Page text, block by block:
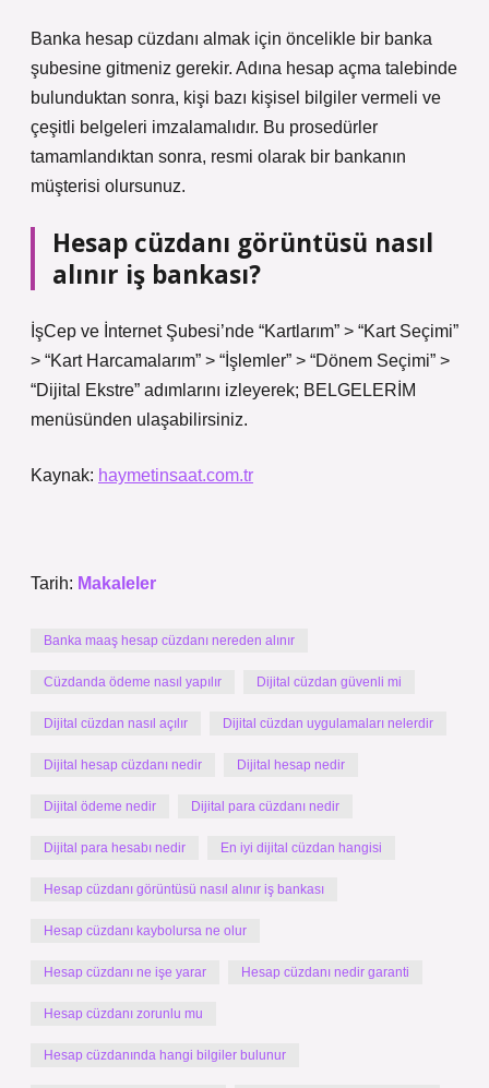
Banka hesap cüzdanı almak için öncelikle bir banka
şubesine gitmeniz gerekir. Adına hesap açma talebinde
bulunduktan sonra, kişi bazı kişisel bilgiler vermeli ve
çeşitli belgeleri imzalamalıdır. Bu prosedürler
tamamlandıktan sonra, resmi olarak bir bankanın
müşterisi olursunuz.
Hesap cüzdanı görüntüsü nasıl
alınır iş bankası?
İşCep ve İnternet Şubesi’nde “Kartlarım” > “Kart Seçimi”
> “Kart Harcamalarım” > “İşlemler” > “Dönem Seçimi” >
“Dijital Ekstre” adımlarını izleyerek; BELGELERİM
menüsünden ulaşabilirsiniz.
Kaynak: haymetinsaat.com.tr
Tarih: Makaleler
Banka maaş hesap cüzdanı nereden alınır
Cüzdanda ödeme nasıl yapılır Dijital cüzdan güvenli mi
Dijital cüzdan nasıl açılır Dijital cüzdan uygulamaları nelerdir
Dijital hesap cüzdanı nedir Dijital hesap nedir
Dijital ödeme nedir Dijital para cüzdanı nedir
Dijital para hesabı nedir En iyi dijital cüzdan hangisi
Hesap cüzdanı görüntüsü nasıl alınır iş bankası
Hesap cüzdanı kaybolursa ne olur
Hesap cüzdanı ne işe yarar Hesap cüzdanı nedir garanti
Hesap cüzdanı zorunlu mu
Hesap cüzdanında hangi bilgiler bulunur